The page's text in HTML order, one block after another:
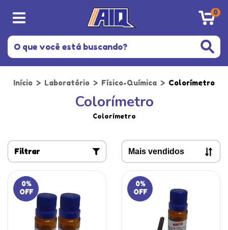
0
Início > Laboratório > Físico-Química > Colorímetro
Colorímetro
Colorímetro
Filtrar
0%
OFF
0%
OFF